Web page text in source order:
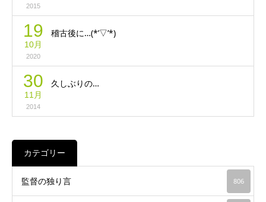
2015
19
10月
2020
稽古後に…(*’▽’*)
30
11月
2014
久しぶりの…
カテゴリー
監督の独り言 806